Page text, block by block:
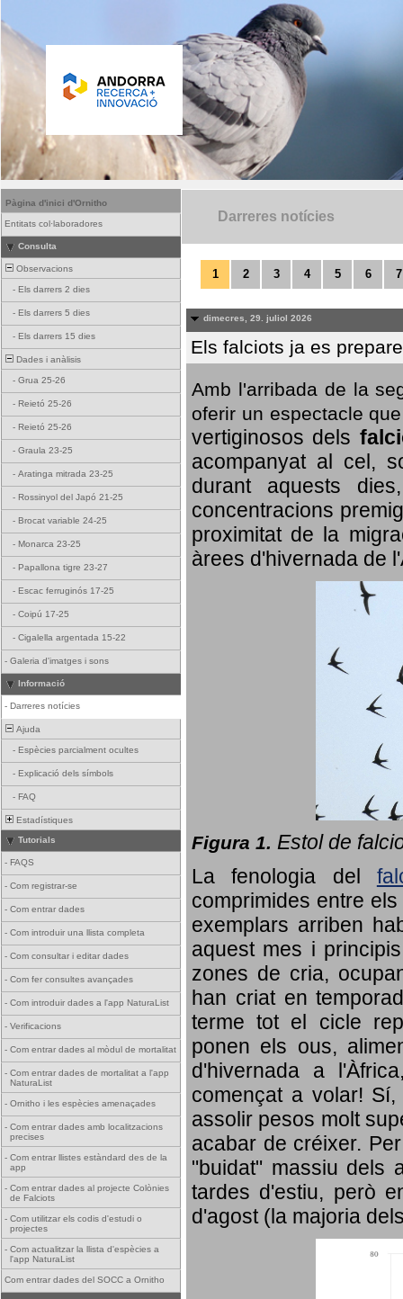
Pàgina d'inici d'Ornitho
Entitats col·laboradores
Consulta
Observacions
- Els darrers 2 dies
- Els darrers 5 dies
- Els darrers 15 dies
Dades i anàlisis
- Grua 25-26
- Reietó 25-26
- Reietó 25-26
- Graula 23-25
- Aratinga mitrada 23-25
- Rossinyol del Japó 21-25
- Brocat variable 24-25
- Monarca 23-25
- Papallona tigre 23-27
- Escac ferruginós 17-25
- Coipú 17-25
- Cigalella argentada 15-22
- Galeria d'imatges i sons
Informació
- Darreres notícies
Ajuda
- Espècies parcialment ocultes
- Explicació dels símbols
- FAQ
Estadístiques
Tutorials
- FAQS
- Com registrar-se
- Com entrar dades
- Com introduir una llista completa
- Com consultar i editar dades
- Com fer consultes avançades
- Com introduir dades a l'app NaturaList
- Verificacions
- Com entrar dades al mòdul de mortalitat
- Com entrar dades de mortalitat a l'app
NaturaList
- Ornitho i les espècies amenaçades
- Com entrar dades amb localitzacions
precises
- Com entrar llistes estàndard des de la
app
- Com entrar dades al projecte Colònies
de Falciots
- Com utilitzar els codis d'estudi o
projectes
- Com actualitzar la llista d'espècies a
l'app NaturaList
Com entrar dades del SOCC a Ornitho
Darreres notícies
1 2 3 4 5 6 7
dimecres, 29. juliol 2026
Els falciots ja es
Amb l'arribada de la
oferir un espectacle
vertiginosos dels
acompanyat al cel,
durant aquests
concentracions
proximitat de la
àrees d'hivernada de
Figura 1. Estol de
La fenologia del
comprimides entre
exemplars arriben
aquest mes i
zones de cria,
han criat en
terme tot el cicle
ponen els ous,
d'hivernada a
començat a volar!
assolir pesos molt
acabar de créixer.
"buidat" massiu dels
tardes d'estiu, però
d'agost (la majoria